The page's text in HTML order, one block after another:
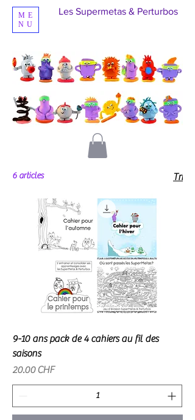
ME
NU
Les Supermetas & Perturbos
6 articles Tri
9-10 ans pack de 4 cahiers au fil des
saisons
Prix
20.00 CHF